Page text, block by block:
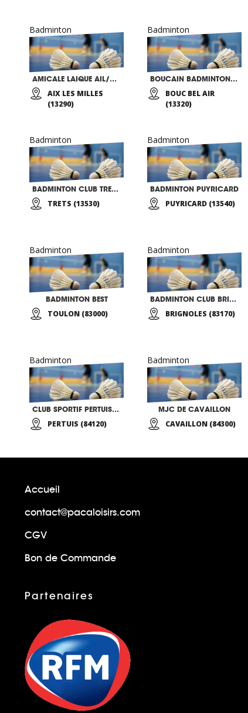
Badminton
AMICALE LAIQUE AIL/AEL LES MILLES
AIX LES MILLES
(13290)
Badminton
BOUCAIN BADMINTON CLUB
BOUC BEL AIR
(13320)
Badminton
BADMINTON CLUB TRETSOIS
TRETS (13530)
Badminton
BADMINTON PUYRICARD
PUYRICARD (13540)
Badminton
BADMINTON BEST
TOULON (83000)
Badminton
BADMINTON CLUB BRIGNOLES
BRIGNOLES (83170)
Badminton
CLUB SPORTIF PERTUISIEN SECTION BADMINTON
PERTUIS (84120)
Badminton
MJC DE CAVAILLON
CAVAILLON (84300)
Accueil
contact@pacaloisirs.com
CGV
Bon de Commande
Partenaires